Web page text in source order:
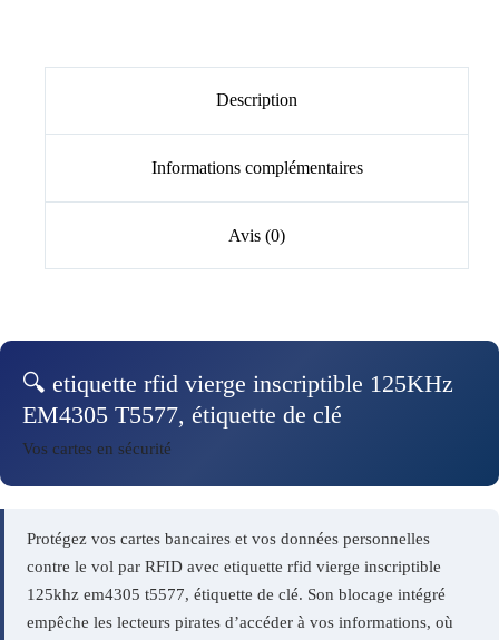
Description
Informations complémentaires
Avis (0)
🔍 etiquette rfid vierge inscriptible 125KHz
EM4305 T5577, étiquette de clé
Vos cartes en sécurité
Protégez vos cartes bancaires et vos données personnelles
contre le vol par RFID avec etiquette rfid vierge inscriptible
125khz em4305 t5577, étiquette de clé. Son blocage intégré
empêche les lecteurs pirates d’accéder à vos informations, où